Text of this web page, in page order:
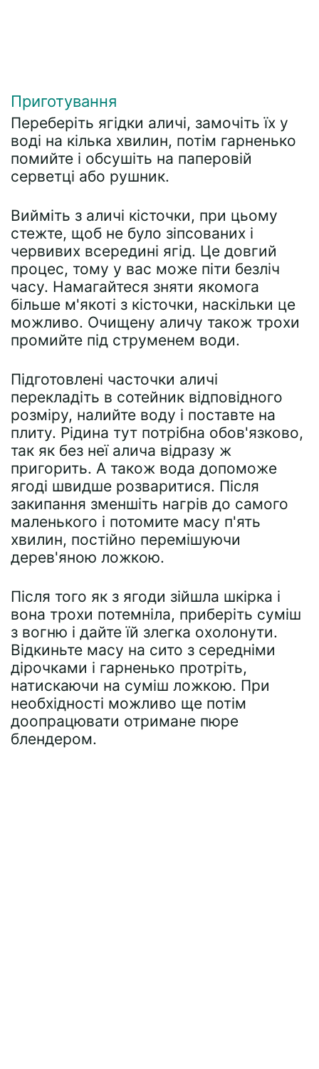
Приготування
Переберіть ягідки аличі, замочіть їх у
воді на кілька хвилин, потім гарненько
помийте і обсушіть на паперовій
серветці або рушник.
Вийміть з аличі кісточки, при цьому
стежте, щоб не було зіпсованих і
червивих всередині ягід. Це довгий
процес, тому у вас може піти безліч
часу. Намагайтеся зняти якомога
більше м'якоті з кісточки, наскільки це
можливо. Очищену аличу також трохи
промийте під струменем води.
Підготовлені часточки аличі
перекладіть в сотейник відповідного
розміру, налийте воду і поставте на
плиту. Рідина тут потрібна обов'язково,
так як без неї алича відразу ж
пригорить. А також вода допоможе
ягоді швидше розваритися. Після
закипання зменшіть нагрів до самого
маленького і потомите масу п'ять
хвилин, постійно перемішуючи
дерев'яною ложкою.
Після того як з ягоди зійшла шкірка і
вона трохи потемніла, приберіть суміш
з вогню і дайте їй злегка охолонути.
Відкиньте масу на сито з середніми
дірочками і гарненько протріть,
натискаючи на суміш ложкою. При
необхідності можливо ще потім
доопрацювати отримане пюре
блендером.